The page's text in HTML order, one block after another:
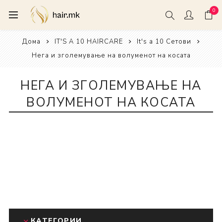
0
Дома IT'S A 10 HAIRCARE
It's a 10 Сетови
Нега и зголемување на волуменот на косата
НЕГА И ЗГОЛЕМУВАЊЕ НА
ВОЛУМЕНОТ НА КОСАТА